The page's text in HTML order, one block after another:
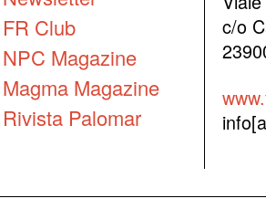
FR Club
NPC Magazine
Magma Magazine
Rivista Palomar
c/o